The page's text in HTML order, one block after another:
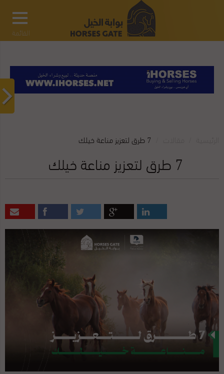
القائمة
7 طرق لتعزيز مناعة خيلك
7 طرق لتعزيز مناعة خيلك